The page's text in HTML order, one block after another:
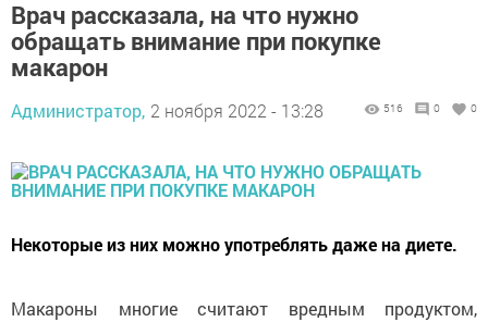
Врач рассказала, на что нужно
обращать внимание при покупке
макарон
Администратор, 2 ноября 2022 - 13:28 516 0 0
Некоторые из них можно употреблять даже на диете.
Макароны многие считают вредным продуктом,